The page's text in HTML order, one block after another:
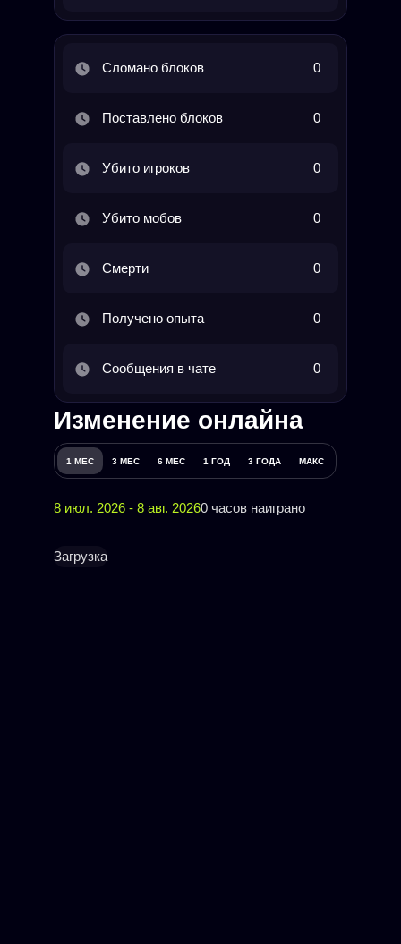
Сломано блоков 0
Поставлено блоков 0
Убито игроков 0
Убито мобов 0
Смерти 0
Получено опыта 0
Сообщения в чате 0
Изменение онлайна
1 МЕС 3 МЕС 6 МЕС 1 ГОД 3 ГОДА МАКС
8 июл. 2026 - 8 авг. 20260 часов наиграно
Загрузка